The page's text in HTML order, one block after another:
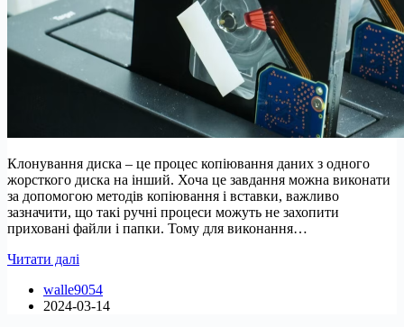
Клонування диска – це процес копіювання даних з одного
жорсткого диска на інший. Хоча це завдання можна виконати
за допомогою методів копіювання і вставки, важливо
зазначити, що такі ручні процеси можуть не захопити
приховані файли і папки. Тому для виконання…
Читати далі
для
клонування
walle9054
2024-03-14